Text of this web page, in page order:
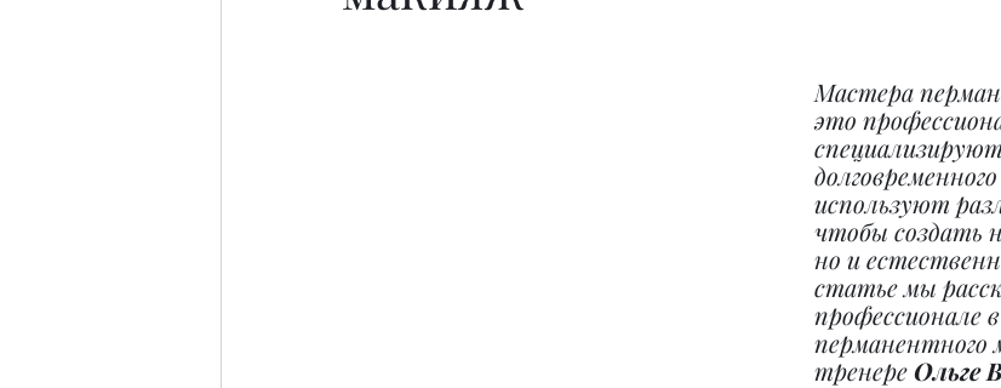
Мастера
это
используют
чтобы создать
но и
статье мы
профессионале
тренере Ольге